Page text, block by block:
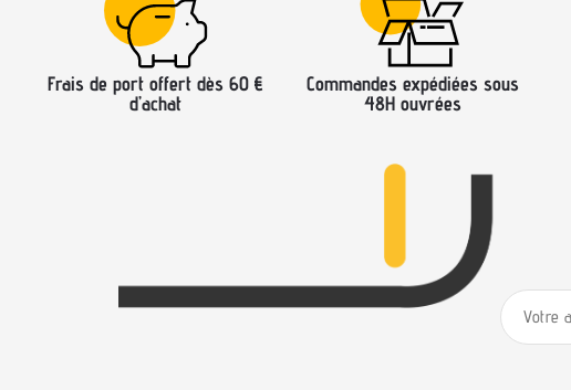
Frais de port offert dès 60 €
d’achat
Commandes expédiées sous
48H ouvrées